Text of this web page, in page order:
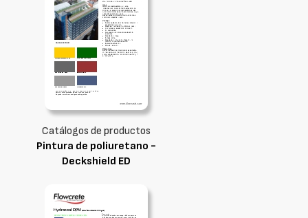
Catálogos de productos
Pintura de poliuretano -
Deckshield ED